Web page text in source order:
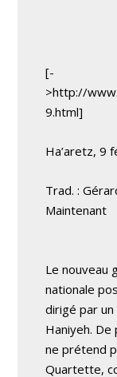
[-
>http://
9.html]
Ha’aretz, 9
Trad. :
Maintenant
Le nouveau
nationale
dirigé par
Haniyeh.
ne prétend
Quartette,